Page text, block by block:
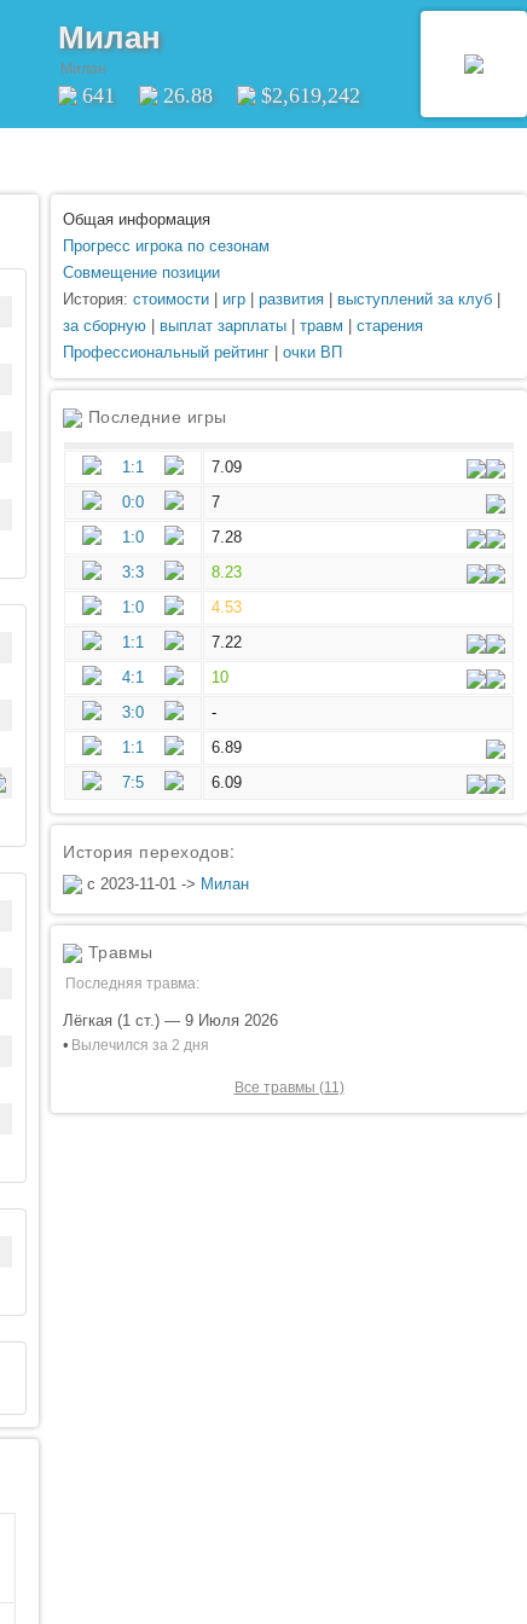
Милан
Милан
641 26.88 $2,619,242
Общая информация
Прогресс игрока по сезонам
Совмещение позиции
История: стоимости игр развития выступлений за клуб
за сборную
выплат зарплаты травм
старения
Профессиональный рейтинг
очки ВП
Последние игры
1:1
7.09
0:0
7
1:0
7.28
3:3
8.23
1:0
4.53
1:1
7.22
4:1
10
3:0
-
1:1
6.89
7:5
6.09
История переходов:
с 2023-11-01 -> Милан
Травмы
Последняя травма:
Лёгкая (1 ст.) — 9 Июля 2026
• Вылечился за 2 дня
Все травмы (11)